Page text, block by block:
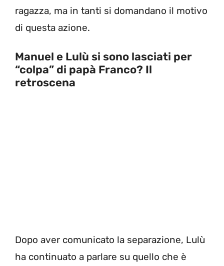
ragazza, ma in tanti si domandano il motivo
di questa azione.
Manuel e Lulù si sono lasciati per
“colpa” di papà Franco? Il
retroscena
Dopo aver comunicato la separazione, Lulù
ha continuato a parlare su quello che è